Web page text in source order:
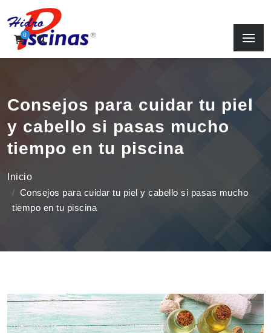
0
Consejos para cuidar tu piel
y cabello si pasas mucho
tiempo en tu piscina
Inicio
Consejos para cuidar tu piel y cabello si pasas mucho
tiempo en tu piscina